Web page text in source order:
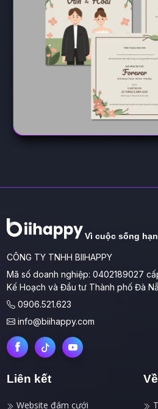
Vì cuộc sống
CÔNG TY TNHH BIIHAPPY
Mã số doanh nghiệp: 0402189027
Kế Hoạch và Đầu tư Thành phố Đà
0906.521.623
info@biihappy.com
Liên kết
Website đám cưới